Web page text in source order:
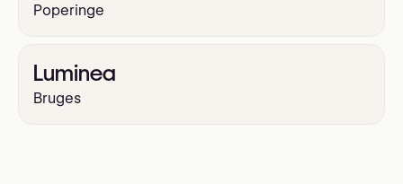
Poperinge
Luminea
Bruges